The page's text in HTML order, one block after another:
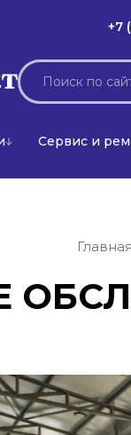
+7
Сервис и
Главная